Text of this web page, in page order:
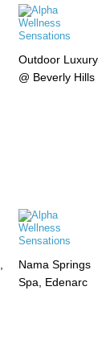
Outdoor Luxury
@ Beverly Hills
Nama Springs
Spa, Edenarc